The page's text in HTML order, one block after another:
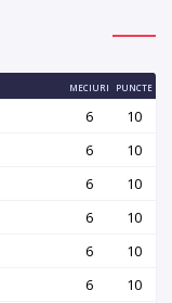
MECIURI PUNCTE
6
10
6
10
6
10
6
10
6
10
6
10